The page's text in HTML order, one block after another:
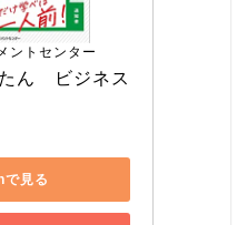
ントセンター
ん　ビジネス
見る